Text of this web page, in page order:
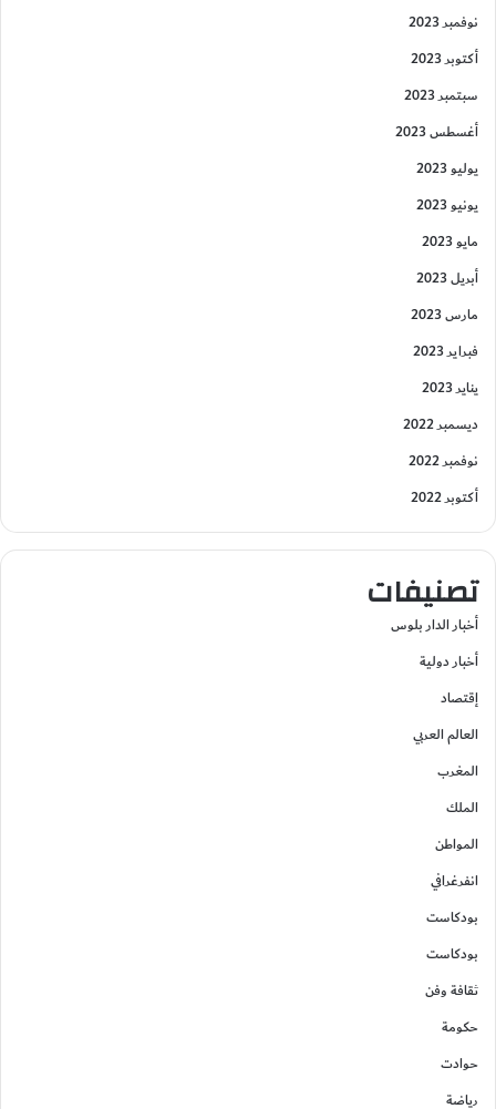
نوفمبر 2023
أكتوبر 2023
سبتمبر 2023
أغسطس 2023
يوليو 2023
يونيو 2023
مايو 2023
أبريل 2023
مارس 2023
فبراير 2023
يناير 2023
ديسمبر 2022
نوفمبر 2022
أكتوبر 2022
تصنيفات
أخبار الدار بلوس
أخبار دولية
إقتصاد
العالم العربي
المغرب
الملك
المواطن
انفرغرافي
بودكاست
بودكاست
ثقافة وفن
حكومة
حوادت
رياضة